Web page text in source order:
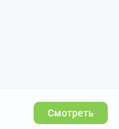
Смотреть